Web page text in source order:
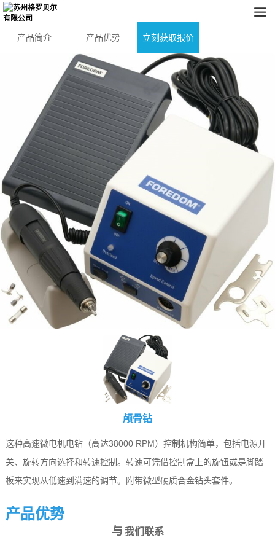
产品简介 产品优势 立刻获取报价
颅骨钻
这种高速微电机电钻（高达38000 RPM）控制机构简单，包括电源开
关、旋转方向选择和转速控制。转速可凭借控制盒上的旋钮或是脚踏
板来实现从低速到满速的调节。附带微型硬质合金钻头套件。
产品优势
与 我们联系